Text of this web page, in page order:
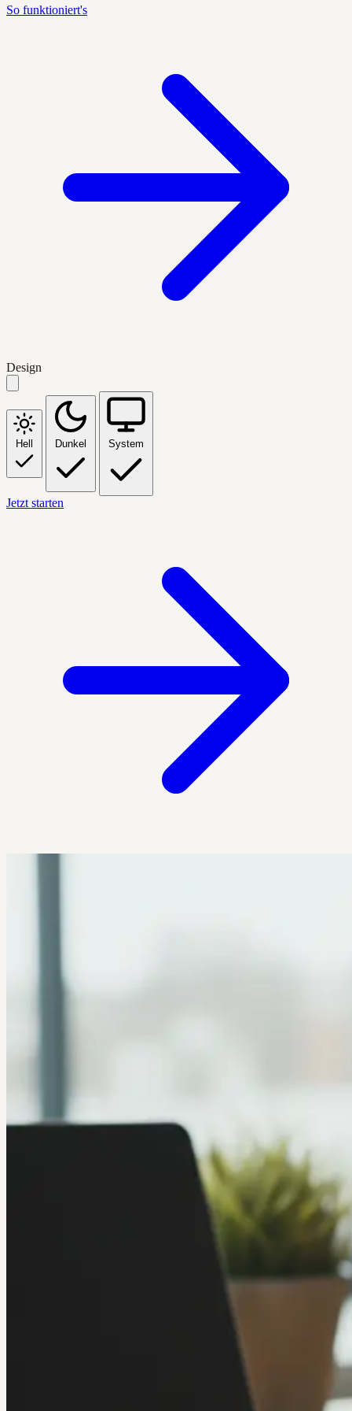
So funktioniert's
Design
Hell Dunkel System
Jetzt starten